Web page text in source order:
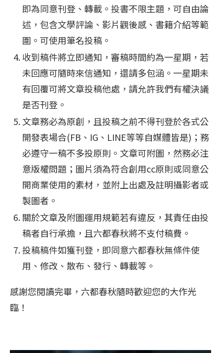
即為同意刊登、轉載。投書不限主題，可自由論
述，包含文學評論、影片觀後感、書籍介紹等範
圍。可使用筆名投稿。
收到稿件將立即通知，審稿時間約為一星期，若
未回應可隨時來信通知，還請多包涵。一星期未
有回覆可將文章投稿他處，請允許我們有權決議
是否刊登。
文章務必為原創，且投稿之前不得刊登於各式公
開發表場合(FB、IG、LINE等等自媒體皆是)；務
必遵守一稿不多投原則。文章可附圖，然務必注
意版權問題；圖片須為符合創用cc原則或同意公
開商業使用的素材，並附上出處及註明攝影者或
製圖者。
關於文章及附圖運用規範若有違反，其責任由投
稿者自行承擔，且六都春秋將不支付稿費。
投稿稿件如獲刊登，即同意六都春秋無條件使
用、修改、散布、發行、轉載等。
感謝您閱讀完畢，六都春秋隨時歡迎您的大作光
臨！